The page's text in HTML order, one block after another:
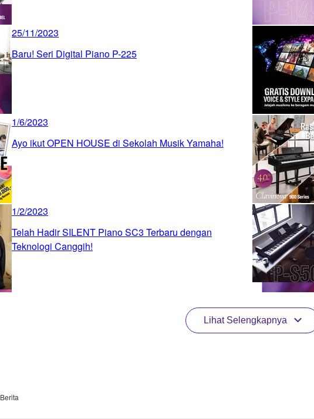
25/11/2023
Baru! Seri Digital Piano P-225
1/6/2023
Ayo ikut OPEN HOUSE di Sekolah Musik Yamaha!
1/2/2023
Telah Hadir SILENT Piano SC3 Terbaru dengan
Teknologi Canggih!
Lihat Selengkapnya
Berita